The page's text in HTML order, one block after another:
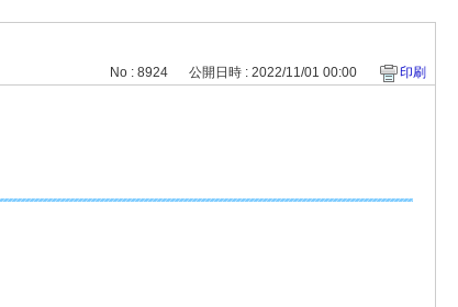
No : 8924 公開日時 : 2022/11/01 00:00 印刷